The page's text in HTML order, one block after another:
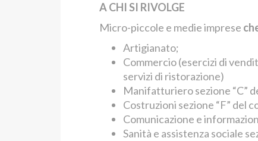
A CHI SI RIVOLGE
Micro-piccole e medie imprese
Artigianato;
Commercio (esercizi di
servizi di ristorazione)
Manifatturiero sezione “C”
Costruzioni sezione “F” del
Comunicazione e
Sanità e assistenza sociale